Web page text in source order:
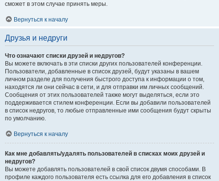
сможет в этом случае принять меры.
Вернуться к началу
Друзья и недруги
Что означают списки друзей и недругов?
Вы можете включать в эти списки других пользователей конференции.
Пользователи, добавленные в список друзей, будут указаны в вашем
личном разделе для получения быстрого доступа к информации о том,
находятся ли они сейчас в сети, и для отправки им личных сообщений.
Сообщения от этих пользователей также могут выделяться, если это
поддерживается стилем конференции. Если вы добавили пользователей
в список недругов, то любые отправленные ими сообщения будут скрыты
по умолчанию.
Вернуться к началу
Как мне добавлять/удалять пользователей в списках моих друзей и
недругов?
Вы можете добавлять пользователей в свой список двумя способами. В
профиле каждого пользователя есть ссылка для его добавления в список